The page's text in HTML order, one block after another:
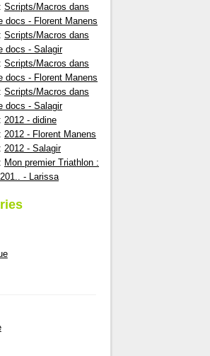
Scripts/Macros dans
docs - Florent Manens
Scripts/Macros dans
docs - Salagir
Scripts/Macros dans
docs - Florent Manens
Scripts/Macros dans
docs - Salagir
2012 - didine
2012 - Florent Manens
2012 - Salagir
Mon premier Triathlon :
- Larissa